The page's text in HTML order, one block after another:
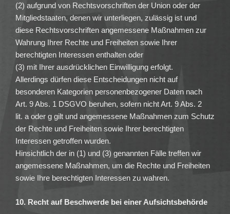
(2) aufgrund von Rechtsvorschriften der Union oder der
Mitgliedstaaten, denen wir unterliegen, zulässig ist und
diese Rechtsvorschriften angemessene Maßnahmen zur
Wahrung Ihrer Rechte und Freiheiten sowie Ihrer
berechtigten Interessen enthalten oder
(3) mit Ihrer ausdrücklichen Einwilligung erfolgt.
Allerdings dürfen diese Entscheidungen nicht auf
besonderen Kategorien personenbezogener Daten nach
Art. 9 Abs. 1 DSGVO beruhen, sofern nicht Art. 9 Abs. 2
lit. a oder g gilt und angemessene Maßnahmen zum Schutz
der Rechte und Freiheiten sowie Ihrer berechtigten
Interessen getroffen wurden.
Hinsichtlich der in (1) und (3) genannten Fälle treffen wir
angemessene Maßnahmen, um die Rechte und Freiheiten
sowie Ihre berechtigten Interessen zu wahren.
10. Recht auf Beschwerde bei einer Aufsichtsbehörde